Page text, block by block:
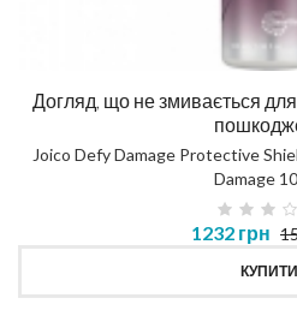
Догляд, що не змивається
Joico Defy Damage Protective
Damage
1232 грн
КУПИТИ